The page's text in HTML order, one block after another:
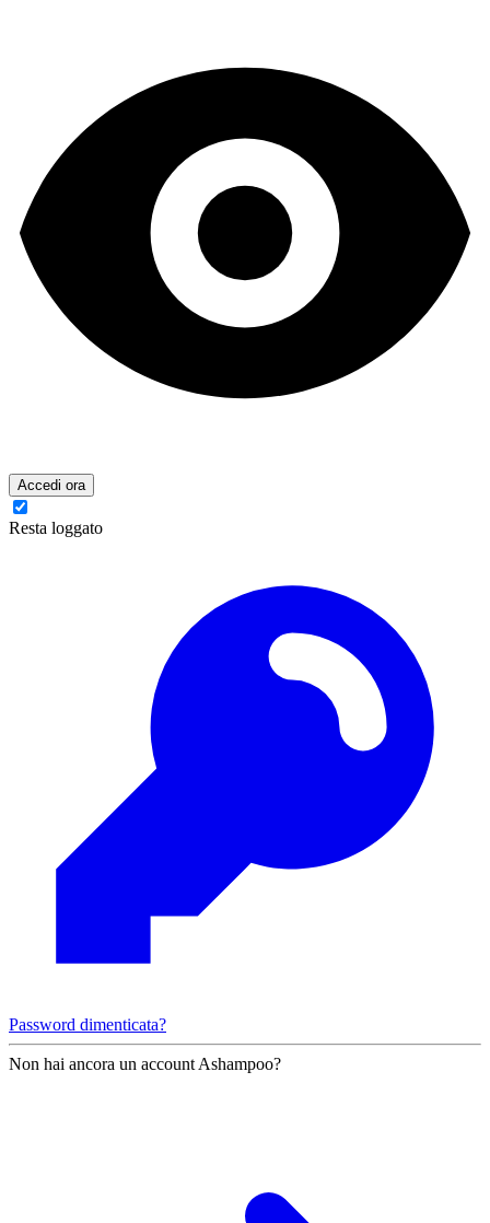
Accedi ora
Resta loggato
Password dimenticata?
Non hai ancora un account Ashampoo?